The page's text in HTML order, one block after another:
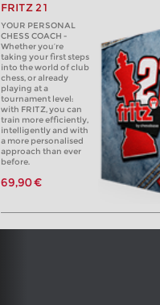
FRITZ 21
YOUR PERSONAL
CHESS COACH -
Whether you’re
taking your first steps
into the world of club
chess, or already
playing at a
tournament level:
with FRITZ, you can
train more efficiently,
intelligently and with
a more personalised
approach than ever
before.
69,90 €